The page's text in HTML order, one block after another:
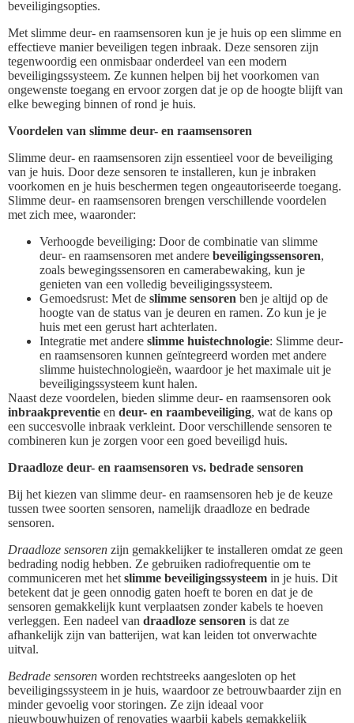
beveiligingsopties.
Met slimme deur- en raamsensoren kun je je huis op een slimme en
effectieve manier beveiligen tegen inbraak. Deze sensoren zijn
tegenwoordig een onmisbaar onderdeel van een modern
beveiligingssysteem. Ze kunnen helpen bij het voorkomen van
ongewenste toegang en ervoor zorgen dat je op de hoogte blijft van
elke beweging binnen of rond je huis.
Voordelen van slimme deur- en raamsensoren
Slimme deur- en raamsensoren zijn essentieel voor de beveiliging
van je huis. Door deze sensoren te installeren, kun je inbraken
voorkomen en je huis beschermen tegen ongeautoriseerde toegang.
Slimme deur- en raamsensoren brengen verschillende voordelen
met zich mee, waaronder:
Verhoogde beveiliging: Door de combinatie van slimme
deur- en raamsensoren met andere beveiligingssensoren,
zoals bewegingssensoren en camerabewaking, kun je
genieten van een volledig beveiligingssysteem.
Gemoedsrust: Met de slimme sensoren ben je altijd op de
hoogte van de status van je deuren en ramen. Zo kun je je
huis met een gerust hart achterlaten.
Integratie met andere slimme huistechnologie: Slimme deur-
en raamsensoren kunnen geïntegreerd worden met andere
slimme huistechnologieën, waardoor je het maximale uit je
beveiligingssysteem kunt halen.
Naast deze voordelen, bieden slimme deur- en raamsensoren ook
inbraakpreventie en deur- en raambeveiliging, wat de kans op
een succesvolle inbraak verkleint. Door verschillende sensoren te
combineren kun je zorgen voor een goed beveiligd huis.
Draadloze deur- en raamsensoren vs. bedrade sensoren
Bij het kiezen van slimme deur- en raamsensoren heb je de keuze
tussen twee soorten sensoren, namelijk draadloze en bedrade
sensoren.
Draadloze sensoren zijn gemakkelijker te installeren omdat ze geen
bedrading nodig hebben. Ze gebruiken radiofrequentie om te
communiceren met het slimme beveiligingssysteem in je huis. Dit
betekent dat je geen onnodig gaten hoeft te boren en dat je de
sensoren gemakkelijk kunt verplaatsen zonder kabels te hoeven
verleggen. Een nadeel van draadloze sensoren is dat ze
afhankelijk zijn van batterijen, wat kan leiden tot onverwachte
uitval.
Bedrade sensoren worden rechtstreeks aangesloten op het
beveiligingssysteem in je huis, waardoor ze betrouwbaarder zijn en
minder gevoelig voor storingen. Ze zijn ideaal voor
nieuwbouwhuizen of renovaties waarbij kabels gemakkelijk